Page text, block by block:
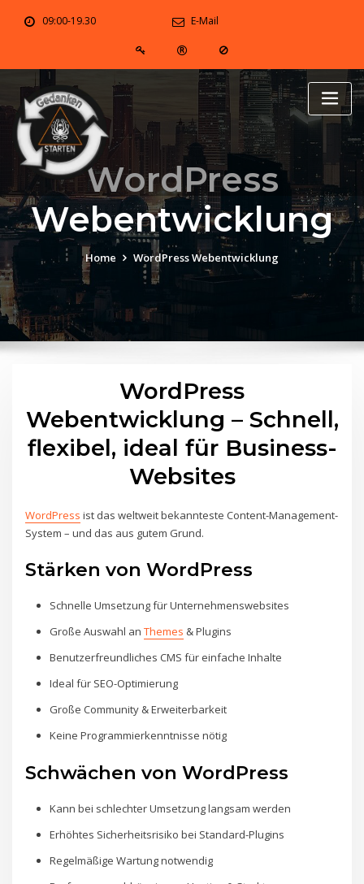
09:00-19.30 E-Mail
WordPress
Webentwicklung
Home WordPress Webentwicklung
WordPress
Webentwicklung – Schnell,
flexibel, ideal für Business-
Websites
WordPress ist das weltweit bekannteste Content-Management-
System – und das aus gutem Grund.
Stärken von WordPress
Schnelle Umsetzung für Unternehmenswebsites
Große Auswahl an Themes & Plugins
Benutzerfreundliches CMS für einfache Inhalte
Ideal für SEO-Optimierung
Große Community & Erweiterbarkeit
Keine Programmierkenntnisse nötig
Schwächen von WordPress
Kann bei schlechter Umsetzung langsam werden
Erhöhtes Sicherheitsrisiko bei Standard-Plugins
Regelmäßige Wartung notwendig